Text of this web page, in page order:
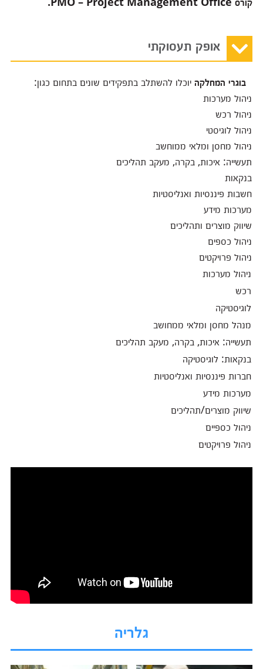
אופק תעסוקתי
בוגרי המחלקהיוכלו להשתלב בתפקידים שונים בתחום כגון:
ניהול מערכות
ניהול רכש
ניהול לוגיסטי
ניהול מחסן ומלאי ממוחשב
תעשייה: איכות, בקרה, מעקב תהליכים
בנקאות
חשבות פיננסיות ואנליסטיות
מערכות מידע
שיווק מוצרים ותהליכים
ניהול כספים
ניהול פרויקטים
ניהול מערכות
רכש
לוגיסטיקה
מנהל מחסן ומלאי ממחושב
תעשייה: איכות, בקרה, מעקב תהליכים
בנקאות: לוגיסטיקה
חברות פיננסיות ואנליסטיות
מערכות מידע
שיווק מוצרים/תהליכים
ניהול כספיים
ניהול פרויקטים
גלריה